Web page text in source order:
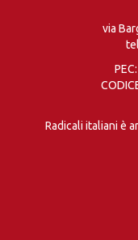
via
Radicali italiani è